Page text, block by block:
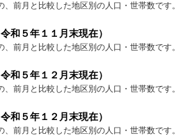
前月と比較した地区別の人口・世帯数です。
和５年１１月末現在）
前月と比較した地区別の人口・世帯数です。
和５年１２月末現在）
前月と比較した地区別の人口・世帯数です。
和５年１２月末現在）
前月と比較した地区別の人口・世帯数です。